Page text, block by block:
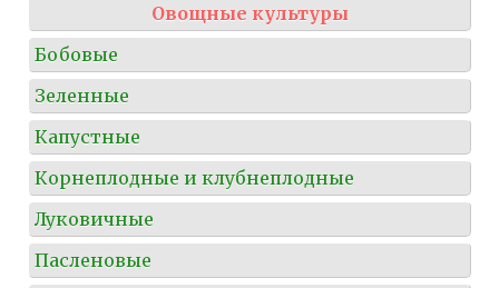
Овощные культуры
Бобовые
Зеленные
Капустные
Корнеплодные и клубнеплодные
Луковичные
Пасленовые